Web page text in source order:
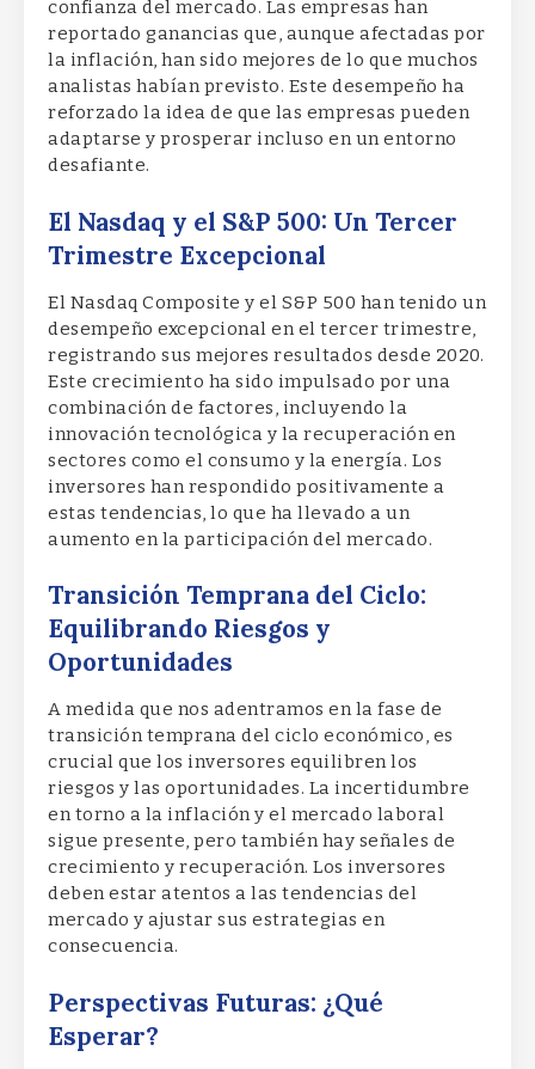
confianza del mercado. Las empresas han
reportado ganancias que, aunque afectadas por
la inflación, han sido mejores de lo que muchos
analistas habían previsto. Este desempeño ha
reforzado la idea de que las empresas pueden
adaptarse y prosperar incluso en un entorno
desafiante.
El Nasdaq y el S&P 500: Un Tercer
Trimestre Excepcional
El Nasdaq Composite y el S&P 500 han tenido un
desempeño excepcional en el tercer trimestre,
registrando sus mejores resultados desde 2020.
Este crecimiento ha sido impulsado por una
combinación de factores, incluyendo la
innovación tecnológica y la recuperación en
sectores como el consumo y la energía. Los
inversores han respondido positivamente a
estas tendencias, lo que ha llevado a un
aumento en la participación del mercado.
Transición Temprana del Ciclo:
Equilibrando Riesgos y
Oportunidades
A medida que nos adentramos en la fase de
transición temprana del ciclo económico, es
crucial que los inversores equilibren los
riesgos y las oportunidades. La incertidumbre
en torno a la inflación y el mercado laboral
sigue presente, pero también hay señales de
crecimiento y recuperación. Los inversores
deben estar atentos a las tendencias del
mercado y ajustar sus estrategias en
consecuencia.
Perspectivas Futuras: ¿Qué
Esperar?